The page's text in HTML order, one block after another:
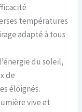
températures
adapté à tous
du soleil,
de
éloignés.
vive et